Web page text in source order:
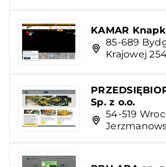
KAMAR
85-689
Krajowej
Sp. z o.o.
54-519